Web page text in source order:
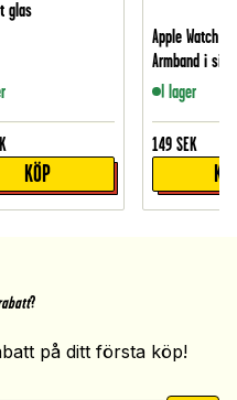
glas
KÖP
Apple Watch
Armband i
I lager
149 SEK
?
på ditt första köp!